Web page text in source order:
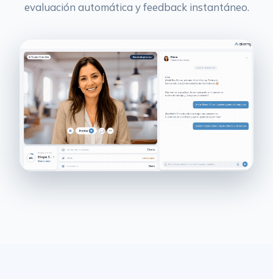
evaluación automática y feedback instantáneo.